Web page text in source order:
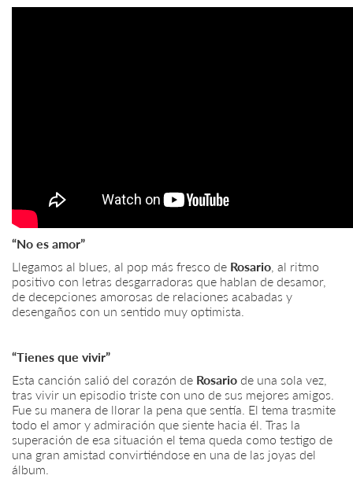
“No es amor”
Llegamos al blues, al pop más fresco de Rosario , al ritmo
positivo con letras desgarradoras que hablan de desamor,
de decepciones amorosas de relaciones acabadas y
desengaños con un sentido muy optimista.
“Tienes que vivir”
Esta canción salió del corazón de Rosario de una sola vez,
tras vivir un episodio triste con uno de sus mejores amigos.
Fue su manera de llorar la pena que sentía. El tema trasmite
todo el amor y admiración que siente hacia él. Tras la
superación de esa situación el tema queda como testigo de
una gran amistad convirtiéndose en una de las joyas del
álbum.